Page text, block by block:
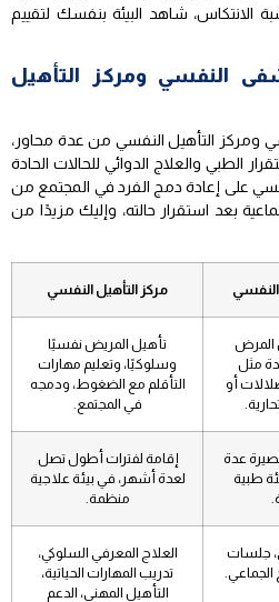
الانتكاس، شاهد البيئة بنفسك لتقييم
النفسي ومركز التأهيل
ومركز التأهيل النفسي من عدة محاور،
الطبي والعلاج الدوائي للحالات الحادة
على إعادة دمج الفرد في المجتمع من
بعد استقرار حالته، وإليك مزيدًا من
مركز التأهيل النفسي
المرض
مثل
أو
تأهيل المريض نفسيًا
وسلوكيًا، وتعليم مهارات
التأقلم مع الضغوط، ودمجه
في المجتمع.
عدة
طبية
إقامة لفترات أطول تصل
لعدة أشهر، في بيئة علاجية
منظمة.
جلسات
الجماعي.
العلاج المعرفي السلوكي،
تدريب المهارات الحياتية،
التأهيل المهني، الدعم